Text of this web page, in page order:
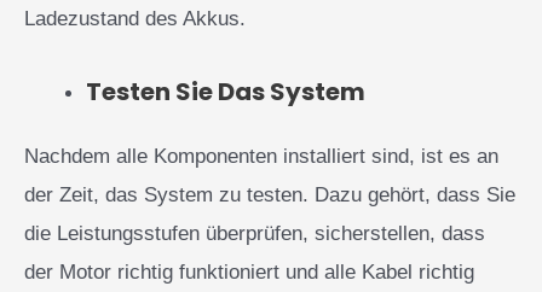
Ladezustand des Akkus.
Testen Sie Das System
Nachdem alle Komponenten installiert sind, ist es an
der Zeit, das System zu testen. Dazu gehört, dass Sie
die Leistungsstufen überprüfen, sicherstellen, dass
der Motor richtig funktioniert und alle Kabel richtig